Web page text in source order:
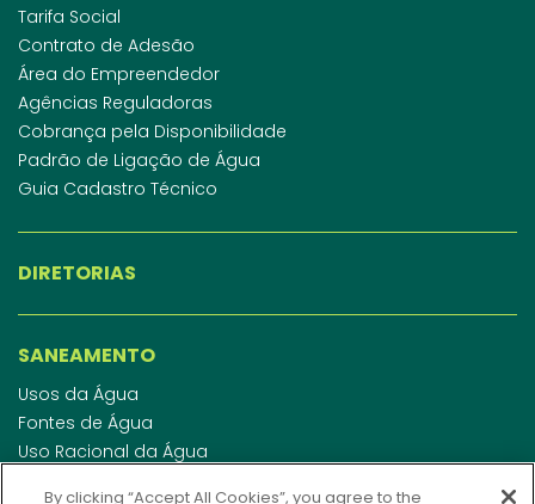
Tarifa Social
Contrato de Adesão
Área do Empreendedor
Agências Reguladoras
Cobrança pela Disponibilidade
Padrão de Ligação de Água
Guia Cadastro Técnico
DIRETORIAS
SANEAMENTO
Usos da Água
Fontes de Água
Uso Racional da Água
By clicking “Accept All Cookies”, you agree to the